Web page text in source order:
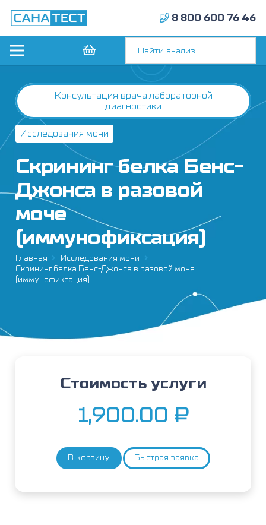
8 800 600 76 46
Консультация врача лабораторной
диагностики
Исследования мочи
Скрининг белка Бенс-
Джонса в разовой
моче
(иммунофиксация)
Главная
Исследования мочи
Скрининг белка Бенс-Джонса в разовой моче
(иммунофиксация)
Стоимость услуги
1,900.00 ₽
Количество
В корзину Быстрая заявка